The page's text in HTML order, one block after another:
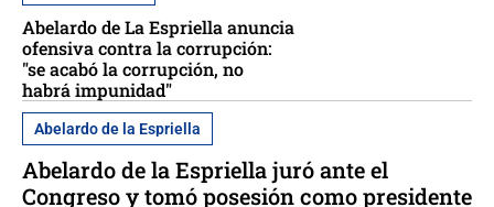
Abelardo de La Espriella anuncia
ofensiva contra la corrupción:
"se acabó la corrupción, no
habrá impunidad"
Abelardo de la Espriella
Abelardo de la Espriella juró ante el
Congreso y tomó posesión como presidente